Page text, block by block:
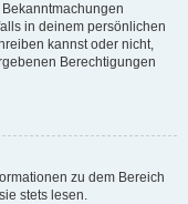
in deinem persönlichen
kannst oder nicht,
Berechtigungen
zu dem Bereich
stets lesen.